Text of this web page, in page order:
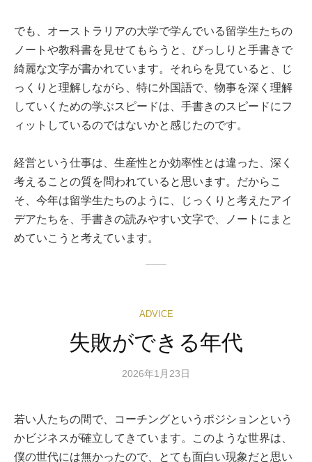
でも、オーストラリアの大学で学んでいる留学生たちの
ノートや教科書を見せてもらうと、びっしりと手書きで
綺麗な文字が書かれています。それらを見ていると、じ
っくりと理解しながら、特に外国語で、物事を深く理解
していくための学ぶスピードは、手書きのスピードにフ
ィットしているのではないかと感じたのです。
経営という仕事は、生産性とか効率性とは違った、深く
考えることの質を問われていると思います。だからこ
そ、今年は留学生たちのように、じっくりと考えたアイ
デアたちを、手書きの読みやすい文字で、ノートにまと
めていこうと考えています。
ADVICE
失敗ができる年代
2026年1月23日
若い人たちの間で、コーチングというポジションという
かビジネスが確立してきています。このような世界は、
僕の世代には無かったので、とても面白い現象だと思い